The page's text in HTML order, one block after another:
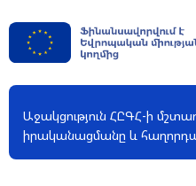
Աջակցություն ՀԸԳՀ-ի
իրականացմանը և